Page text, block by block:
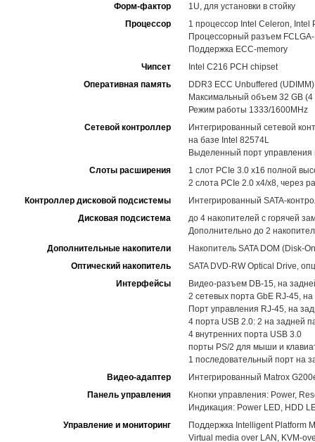
Форм-фактор
1U, для установки в стойку
Процессор
1 процессор Intel Celeron, Intel
Процессорный разъем
Поддержка ECC-memory
Чипсет
Intel C216 PCH chipset
Оперативная память
DDR3 ECC Unbuffered
Максимальный объем 32 GB (4
Режим работы 1333/1600MHz
Сетевой контроллер
Интегрированный сетевой
на базе Intel 82574L
Выделенный порт управления
Слоты расширения
1 слот PCIe 3.0 x16 полной
2 слота PCIe 2.0 x4/x8, через
Контроллер дисковой подсистемы
Интегрированный SATA-
Дисковая подсистема
до 4 накопителей с горячей
Дополнительно до 2
Дополнительные накопители
Накопитель SATA DOM (Disk-
Оптический накопитель
SATA DVD-RW Optical Drive,
Интерфейсы
Видео-разъем DB-15, на
2 сетевых порта GbE RJ-45,
Порт управления RJ-45, на
4 порта USB 2.0: 2 на задней
4 внутренних порта USB 3.0
порты PS/2 для мыши и
1 последовательный порт на
Видео-адаптер
Интегрированный Matrox
Панель управления
Кнопки управления: Power,
Индикация: Power LED, HDD
Управление и мониторинг
Поддержка Intelligent Platform
Virtual media over LAN, KVM-